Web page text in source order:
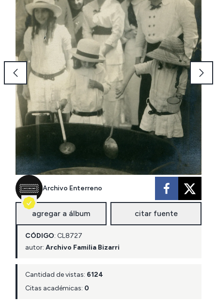
Archivo Enterreno
agregar a álbum citar fuente
CÓDIGO: CL8727
autor: Archivo Familia Bizarri
Cantidad de vistas: 6124
Citas académicas: 0